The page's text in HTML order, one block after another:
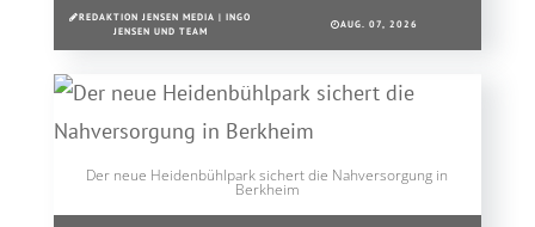
REDAKTION JENSEN MEDIA | INGO
JENSEN UND TEAM
AUG. 07, 2026
Der neue Heidenbühlpark sichert die Nahversorgung in
Berkheim